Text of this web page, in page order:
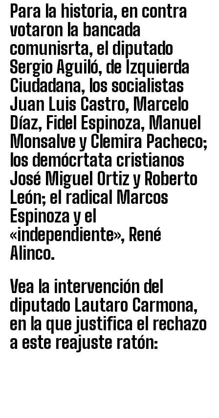
Para la historia, en contra
votaron la bancada
comunisrta, el diputado
Sergio Aguiló, de Izquierda
Ciudadana, los socialistas
Juan Luis Castro, Marcelo
Díaz, Fidel Espinoza, Manuel
Monsalve y Clemira Pacheco;
los demócrtata cristianos
José Miguel Ortiz y Roberto
León; el radical Marcos
Espinoza y el
«independiente», René
Alinco.
Vea la intervención del
diputado Lautaro Carmona,
en la que justifica el rechazo
a este reajuste ratón: